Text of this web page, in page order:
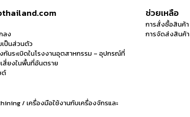
ลง
เป็นส่วนตัว
กันระเบิดในโรงงานอุตสาหกรรม – อุปกรณ์ที่
สี่ยงในพื้นที่อันตราย
ต์
ช่วยเหลือ
การสั่งซื้อสินค้า
การจัดส่งสินค้า
/ เครื่องมือใช้งานกับเครื่องจักรและ